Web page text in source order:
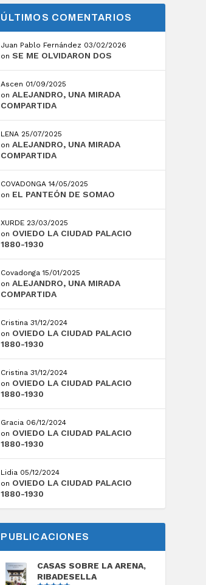
ÚLTIMOS COMENTARIOS
Juan Pablo Fernández 03/02/2026
onSE ME OLVIDARON DOS
Ascen 01/09/2025
onALEJANDRO, UNA MIRADA
COMPARTIDA
LENA 25/07/2025
onALEJANDRO, UNA MIRADA
COMPARTIDA
COVADONGA 14/05/2025
on EL PANTEÓN DE SOMAO
XURDE 23/03/2025
on OVIEDO LA CIUDAD PALACIO
1880-1930
Covadonga 15/01/2025
onALEJANDRO, UNA MIRADA
COMPARTIDA
Cristina 31/12/2024
on OVIEDO LA CIUDAD PALACIO
1880-1930
Cristina 31/12/2024
on OVIEDO LA CIUDAD PALACIO
1880-1930
Gracia 06/12/2024
on OVIEDO LA CIUDAD PALACIO
1880-1930
Lidia 05/12/2024
on OVIEDO LA CIUDAD PALACIO
1880-1930
PUBLICACIONES
CASAS SOBRE LA ARENA,
RIBADESELLA